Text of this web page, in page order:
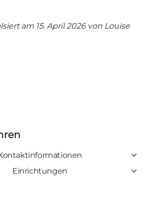
am 15. April 2026 von Louise
Einrichtungen